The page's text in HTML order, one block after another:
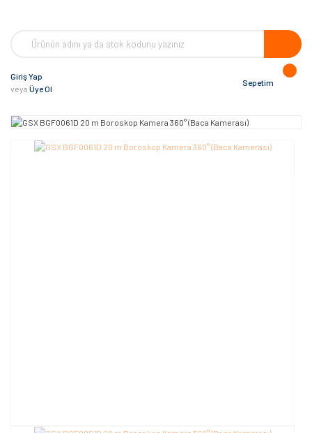
Giriş Yap
veya Üye Ol
Sepetim